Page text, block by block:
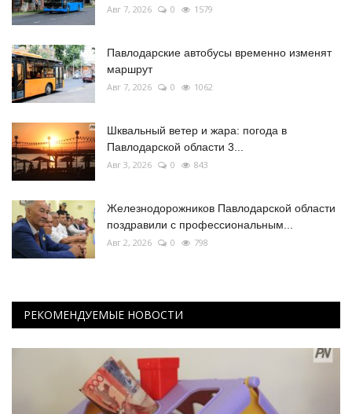
Авг 7, 2026 0 1579
Павлодарские автобусы временно изменят
маршрут
Авг 7, 2026 0 1062
Шквальный ветер и жара: погода в
Павлодарской области 3...
Авг 3, 2026 0 843
Железнодорожников Павлодарской области
поздравили с профессиональным...
Авг 2, 2026 0 798
РЕКОМЕНДУЕМЫЕ НОВОСТИ